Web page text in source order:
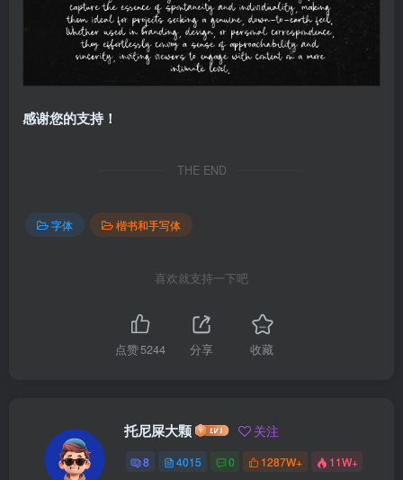
感谢您的支持！
THE END
字体 楷书和手写体
喜欢就支持一下吧
点赞5244 分享 收藏
托尼屎大颗 关注
8 4015 0 1287W+ 11W+